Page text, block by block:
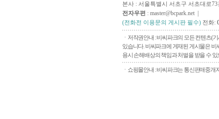
본사 : 서울특별시 서초구 서초대로73
전자우편 : master@bcpark.net |
(전화전 이용문의 게시판 필수) 전화:
ㆍ저작권안내 : 비씨파크의 모든 컨텐츠(
있습니다. 비씨파크에 게재된 게시물은
용시 손해배상의 책임과 처벌을 받을 수
ㆍ쇼핑몰안내 : 비씨파크는 통신판매중개